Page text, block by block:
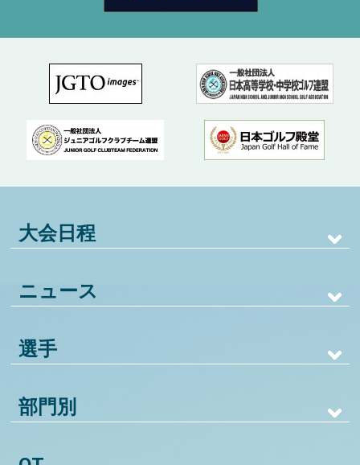
大会日程
ニュース
選手
部門別